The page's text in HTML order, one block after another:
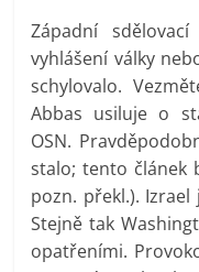
Západní
vyhlášení války
schylovalo.
Abbas usiluje o
OSN.
stalo; tento článek
pozn. překl.).
Stejně tak
opatřeními.